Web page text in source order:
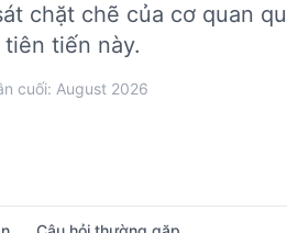
chặt chẽ của cơ quan
tiến này.
cuối: August 2026